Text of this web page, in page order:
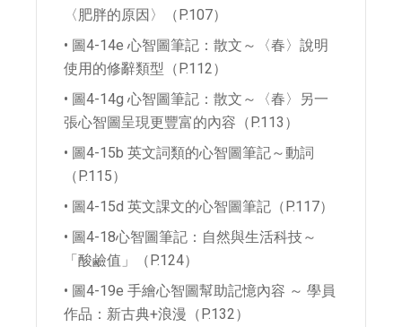
〈肥胖的原因〉（P.107）
• 圖4-14e 心智圖筆記：散文～〈春〉說明
使用的修辭類型（P.112）
• 圖4-14g 心智圖筆記：散文～〈春〉另一
張心智圖呈現更豐富的內容（P.113）
• 圖4-15b 英文詞類的心智圖筆記～動詞
（P.115）
• 圖4-15d 英文課文的心智圖筆記（P.117）
• 圖4-18心智圖筆記：自然與生活科技～
「酸鹼值」（P.124）
• 圖4-19e 手繪心智圖幫助記憶內容 ～ 學員
作品：新古典+浪漫（P.132）